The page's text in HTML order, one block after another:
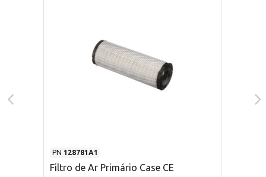
PN 128781A1
Filtro de Ar Primário Case CE